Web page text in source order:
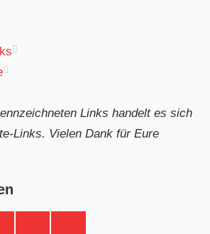
Links handelt es sich
Links. Vielen Dank für Eure